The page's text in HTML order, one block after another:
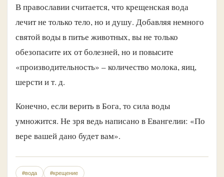
В православии считается, что крещенская вода
лечит не только тело, но и душу. Добавляя немного
святой воды в питье животных, вы не только
обезопасите их от болезней, но и повысите
«производительность» – количество молока, яиц,
шерсти и т. д.
Конечно, если верить в Бога, то сила воды
умножится. Не зря ведь написано в Евангелии: «По
вере вашей дано будет вам».
#вода #крещение